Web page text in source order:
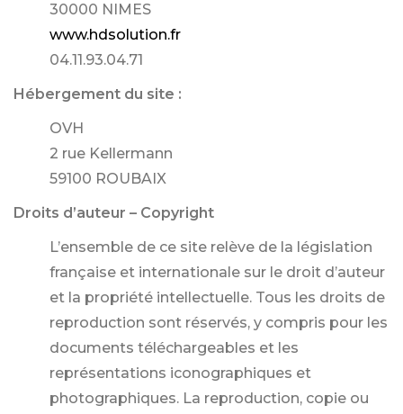
30000 NIMES
www.hdsolution.fr
04.11.93.04.71
Hébergement du site :
OVH
2 rue Kellermann
59100 ROUBAIX
Droits d’auteur – Copyright
L’ensemble de ce site relève de la législation
française et internationale sur le droit d’auteur
et la propriété intellectuelle. Tous les droits de
reproduction sont réservés, y compris pour les
documents téléchargeables et les
représentations iconographiques et
photographiques. La reproduction, copie ou